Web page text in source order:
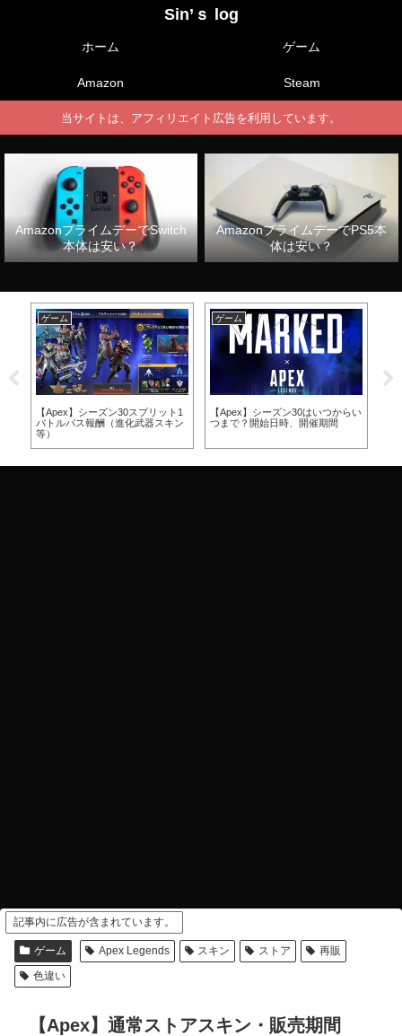
Sin’ｓ log
ホーム ゲーム
Amazon Steam
当サイトは、アフィリエイト広告を利用しています。
AmazonプライムデーでSwitch
本体は安い？
AmazonプライムデーでPS5本
体は安い？
ゲーム
【Apex】シーズン30スプリット1
バトルパス報酬（進化武器スキン
等）
ゲーム
【Apex】シーズン30はいつからい
つまで？開始日時、開催期間
記事内に広告が含まれています。
ゲーム Apex Legends スキン ストア
再販
色違い
【Apex】通常ストアスキン・販売期間